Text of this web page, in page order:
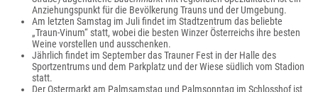
Anziehungspunkt für die Bevölkerung Trauns und der Umgebung.
Am letzten Samstag im Juli findet im Stadtzentrum das beliebte
„Traun-Vinum“ statt, wobei die besten Winzer Österreichs ihre besten
Weine vorstellen und ausschenken.
Jährlich findet im September das Trauner Fest in der Halle des
Sportzentrums und dem Parkplatz und der Wiese südlich vom Stadion
statt.
Der Ostermarkt am Palmsamstag und Palmsonntag im Schlosshof ist